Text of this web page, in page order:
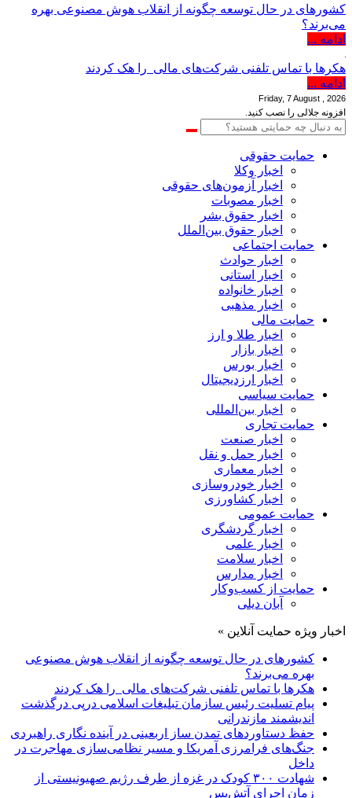
کشورهای در حال توسعه چگونه از انقلاب هوش مصنوعی بهره
می‌برند؟
ادامه ...
هکرها با تماس تلفنی شرکت‌های مالی را هک کردند
ادامه ...
Friday, 7 August , 2026
افزونه جلالی را نصب کنید.
حمایت حقوقی
اخبار وکلا
اخبار آزمون‌های حقوقی
اخبار مصوبات
اخبار حقوق بشر
اخبار حقوق بین‌الملل
حمایت اجتماعی
اخبار حوادث
اخبار استانی
اخبار خانواده
اخبار مذهبی
حمایت مالی
اخبار طلا و ارز
اخبار بازار
اخبار بورس
اخبار ارزدیجیتال
حمایت سیاسی
اخبار بین‌المللی
حمایت تجاری
اخبار صنعت
اخبار حمل و نقل
اخبار معماری
اخبار خودروسازی
اخبار کشاورزی
حمایت عمومی
اخبار گردشگری
اخبار علمی
اخبار سلامت
اخبار مدارس
حمایت از کسب‌وکار
آبان دیلی
اخبار ویژه حمایت آنلاین »
کشورهای در حال توسعه چگونه از انقلاب هوش مصنوعی
بهره می‌برند؟
هکرها با تماس تلفنی شرکت‌های مالی را هک کردند
پیام تسلیت رئیس سازمان تبلیغات اسلامی درپی درگذشت
اندیشمند مازندرانی
حفظ دستاوردهای تمدن ساز اربعینی در آینده نگاری راهبردی
جنگ‌های فرامرزی آمریکا و مسیر نظامی‌سازی مهاجرت در
داخل
شهادت ۳۰۰ کودک در غزه از طرف رژیم صهیونیستی از
زمان اجرای آتش‌بس